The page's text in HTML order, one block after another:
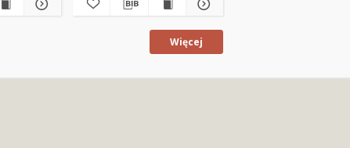
Więcej